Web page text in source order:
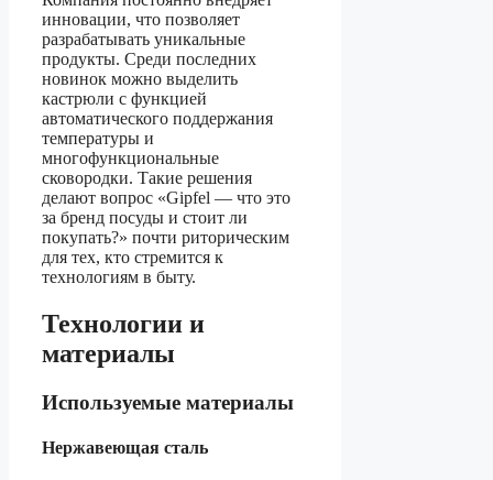
инновации, что позволяет
разрабатывать уникальные
продукты. Среди последних
новинок можно выделить
кастрюли с функцией
автоматического поддержания
температуры и
многофункциональные
сковородки. Такие решения
делают вопрос «Gipfel — что это
за бренд посуды и стоит ли
покупать?» почти риторическим
для тех, кто стремится к
технологиям в быту.
Технологии и
материалы
Используемые материалы
Нержавеющая сталь